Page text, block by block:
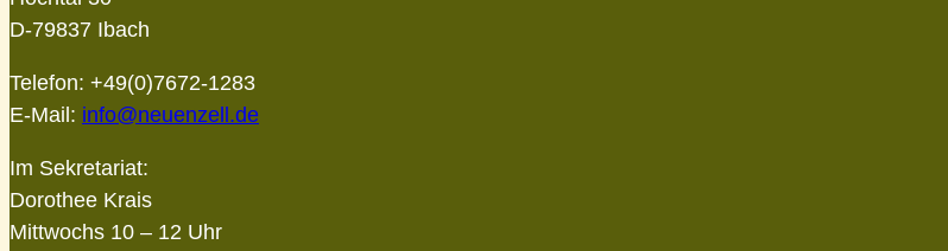
D-79837 Ibach
Telefon: +49(0)7672-1283
E-Mail: info@neuenzell.de
Im Sekretariat:
Dorothee Krais
Mittwochs 10 – 12 Uhr